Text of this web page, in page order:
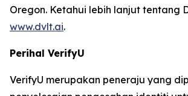
Oregon. Ketahui lebih lanjut tentang
www.dvlt.ai.
Perihal VerifyU
VerifyU merupakan peneraju yang